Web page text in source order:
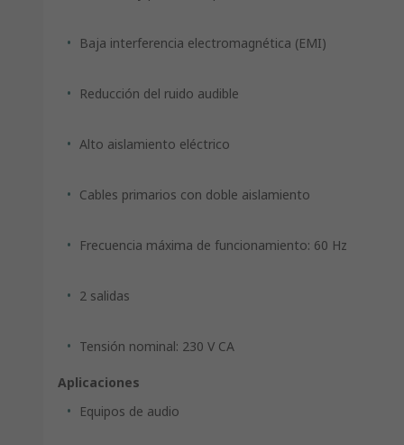
Baja interferencia electromagnética (EMI)
Reducción del ruido audible
Alto aislamiento eléctrico
Cables primarios con doble aislamiento
Frecuencia máxima de funcionamiento: 60 Hz
2 salidas
Tensión nominal: 230 V CA
Aplicaciones
Equipos de audio